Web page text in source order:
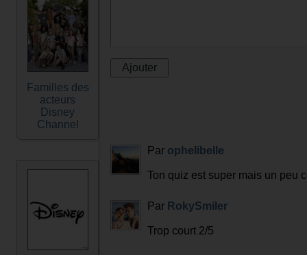
Familles des
acteurs
Disney
Channel
Par ophelibelle
Ton quiz est super mais un peu
Par RokySmiler
Trop court 2/5